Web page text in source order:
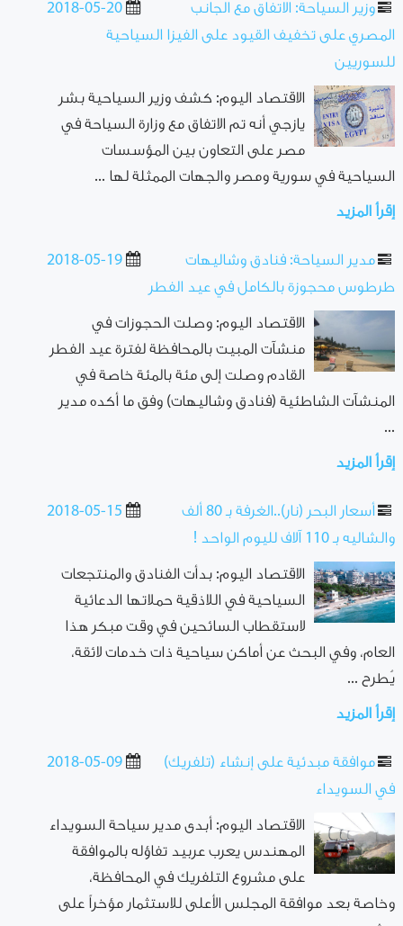
2018-05-20
وزير السياحة: الاتفاق مع الجانب
المصري على تخفيف القيود على الفيزا السياحية
للسوريين
الاقتصاد اليوم: كشف وزير السياحية بشر
يازجي أنه تم الاتفاق مع وزارة السياحة في
مصر على التعاون بين المؤسسات
السياحية في سورية ومصر والجهات الممثلة لها ...
إقرأ المزيد
2018-05-19
مدير السياحة: فنادق وشاليهات
طرطوس محجوزة بالكامل في عيد الفطر
الاقتصاد اليوم: وصلت الحجوزات في
منشآت المبيت بالمحافظة لفترة عيد الفطر
القادم وصلت إلى مئة بالمئة خاصة في
المنشآت الشاطئية (فنادق وشاليهات) وفق ما أكده مدير
...
إقرأ المزيد
2018-05-15
أسعار البحر (نار)..الغرفة بـ 80 ألف
والشاليه بـ 110 آلاف لليوم الواحد !
الاقتصاد اليوم: بدأت الفنادق والمنتجعات
السياحية في اللاذقية حملاتها الدعائية
لاستقطاب السائحين في وقت مبكر هذا
العام، وفي البحث عن أماكن سياحية ذات خدمات لائقة،
يُطرح ...
إقرأ المزيد
2018-05-09
موافقة مبدئية على إنشاء (تلفريك)
في السويداء
الاقتصاد اليوم: أبدى مدير سياحة السويداء
المهندس يعرب عربيد تفاؤله بالموافقة
على مشروع التلفريك في المحافظة،
وخاصة بعد موافقة المجلس الأعلى للاستثمار مؤخراً على